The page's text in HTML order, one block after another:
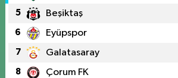
5 Beşiktaş
6 Eyüpspor
7 Galatasaray
8 Çorum FK